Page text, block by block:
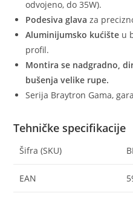
odvojeno, do 35W).
Podesiva glava za
Aluminijumsko kućište u
profil.
Montira se nadgradno,
bušenja velike rupe.
Serija Braytron Gama,
Tehničke specifikacije
Šifra (SKU)
EAN